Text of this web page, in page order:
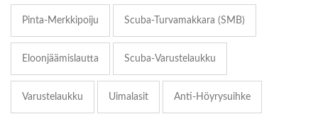
Pinta-Merkkipoiju Scuba-Turvamakkara (SMB)
Eloonjäämislautta Scuba-Varustelaukku
Varustelaukku Uimalasit Anti-Höyrysuihke